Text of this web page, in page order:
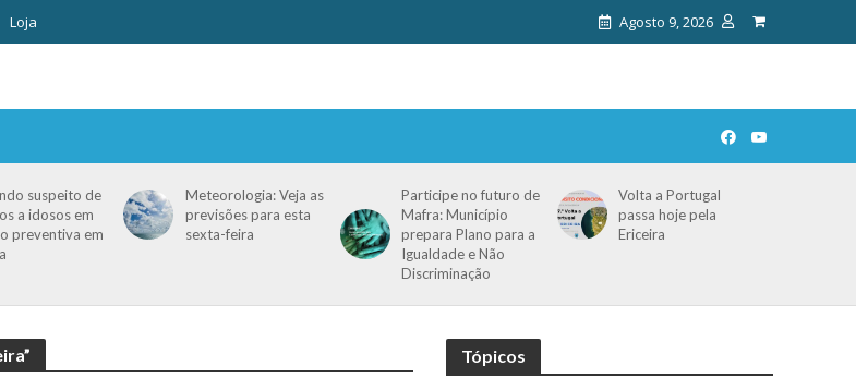
Loja Agosto 9, 2026
suspeito de
a idosos em
preventiva em
Meteorologia: Veja as
previsões para esta
sexta-feira
Participe no futuro de
Mafra: Município
prepara Plano para a
Igualdade e Não
Discriminação
Volta a Portugal
passa hoje pela
Ericeira
Tópicos